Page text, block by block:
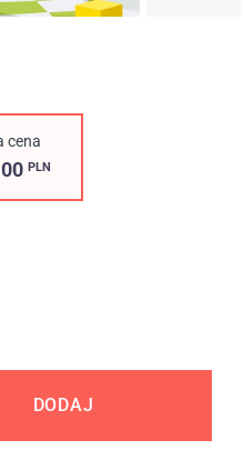
cena
PLN
DODAJ